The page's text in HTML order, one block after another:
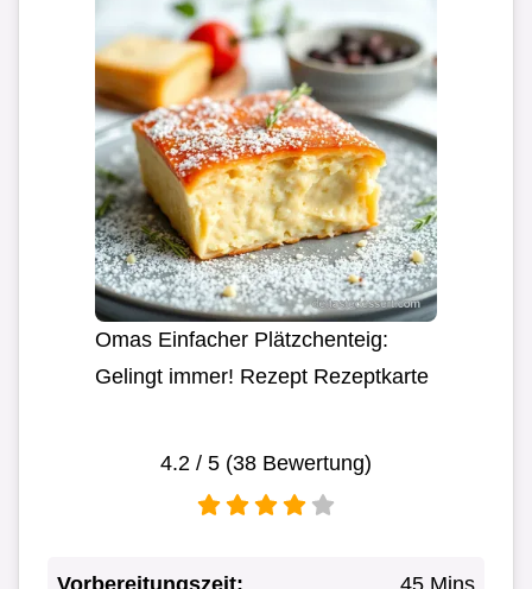
Omas Einfacher Plätzchenteig:
Gelingt immer! Rezept Rezeptkarte
4.2 / 5 (38 Bewertung)